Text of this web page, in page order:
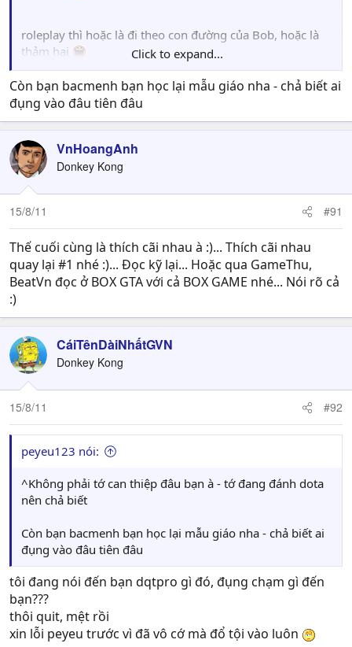
roleplay thì hoặc là đi theo con đường của Bob, hoặc là
thảm hại
vote minigame
Click to expand...
Còn bạn bacmenh bạn học lại mẫu giáo nha - chả biết ai
đụng vào đâu tiên đâu
VnHoangAnh
Donkey Kong
15/8/11 #91
Thế cuối cùng là thích cãi nhau à :)... Thích cãi nhau
quay lại #1 nhé :)... Đọc kỹ lại... Hoặc qua GameThu,
BeatVn đọc ở BOX GTA với cả BOX GAME nhé... Nói rõ cả
:)
CáiTênDàiNhấtGVN
Donkey Kong
15/8/11 #92
peyeu123 nói:
^Không phải tớ can thiệp đâu bạn à - tớ đang đánh dota
nên chả biết
Còn bạn bacmenh bạn học lại mẫu giáo nha - chả biết ai
đụng vào đâu tiên đâu
tôi đang nói đến bạn dqtpro gì đó, đụng chạm gì đến
bạn???
thôi quit, mệt rồi
xin lỗi peyeu trước vì đã vô cớ mà đổ tội vào luôn